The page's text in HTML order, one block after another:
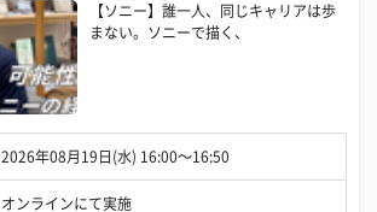
【ソニー】誰一人、同じキャリアは歩
まない。ソニーで描く、
2026年08月19日(水) 16:00〜16:50
オンラインにて実施